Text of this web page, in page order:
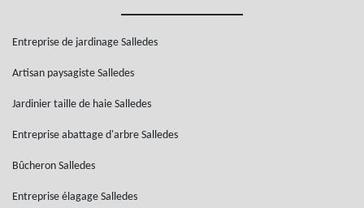
Entreprise de jardinage Salledes
Artisan paysagiste Salledes
Jardinier taille de haie Salledes
Entreprise abattage d'arbre Salledes
Bûcheron Salledes
Entreprise élagage Salledes